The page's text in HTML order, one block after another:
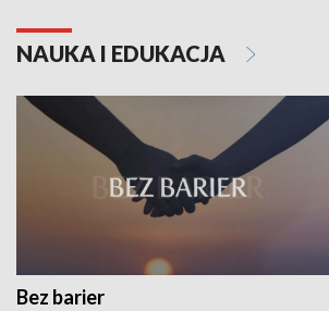
NAUKA I EDUKACJA
Bez barier